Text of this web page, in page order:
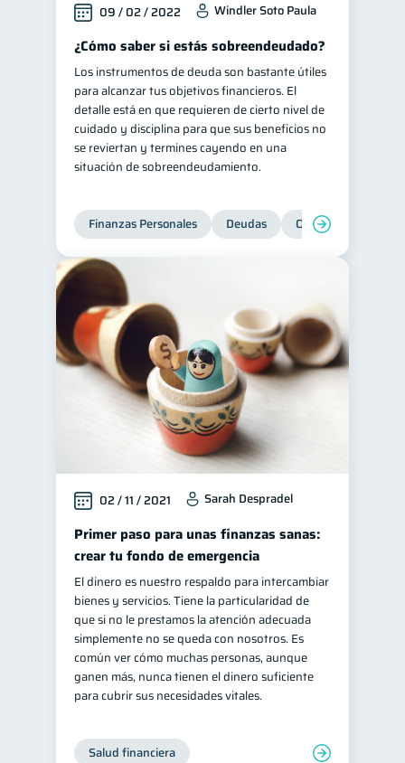
09 / 02 / 2022 Windler Soto Paula
¿Cómo saber si estás sobreendeudado?
Los instrumentos de deuda son bastante útiles
para alcanzar tus objetivos financieros. El
detalle está en que requieren de cierto nivel de
cuidado y disciplina para que sus beneficios no
se reviertan y termines cayendo en una
situación de sobreendeudamiento.
Finanzas Personales Deudas Organización
02 / 11 / 2021 Sarah Despradel
Primer paso para unas finanzas sanas:
crear tu fondo de emergencia
El dinero es nuestro respaldo para intercambiar
bienes y servicios. Tiene la particularidad de
que si no le prestamos la atención adecuada
simplemente no se queda con nosotros. Es
común ver cómo muchas personas, aunque
ganen más, nunca tienen el dinero suficiente
para cubrir sus necesidades vitales.
Salud financiera